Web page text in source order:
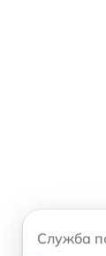
Служба